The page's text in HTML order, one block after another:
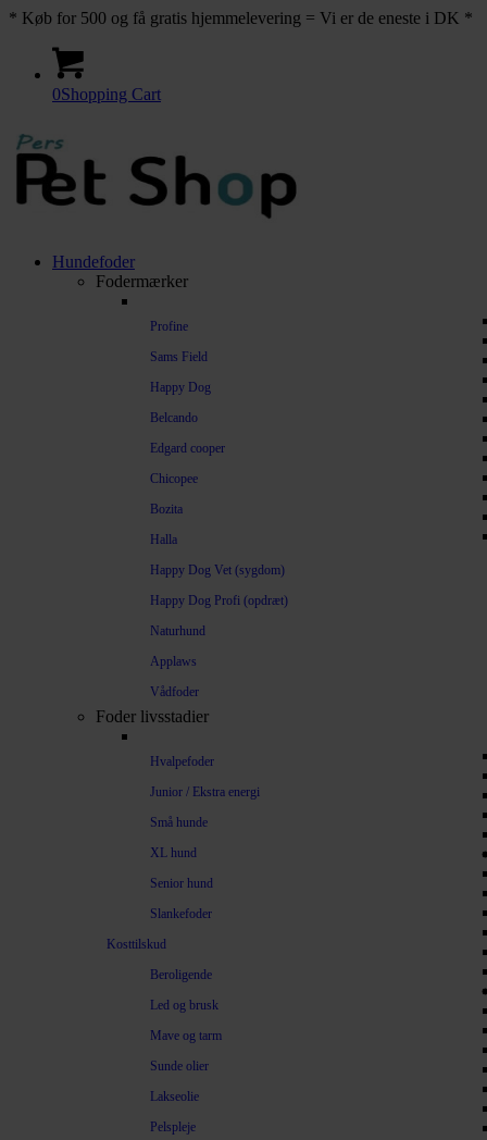
* Køb for 500 og få gratis hjemmelevering = Vi er de eneste i DK *
0Shopping Cart
Hundefoder
Fodermærker
Profine
Sams Field
Happy Dog
Belcando
Edgard cooper
Chicopee
Bozita
Halla
Happy Dog Vet (sygdom)
Happy Dog Profi (opdræt)
Naturhund
Applaws
Vådfoder
Foder livsstadier
Hvalpefoder
Junior / Ekstra energi
Små hunde
XL hund
Senior hund
Slankefoder
Kosttilskud
Beroligende
Led og brusk
Mave og tarm
Sunde olier
Lakseolie
Pelspleje